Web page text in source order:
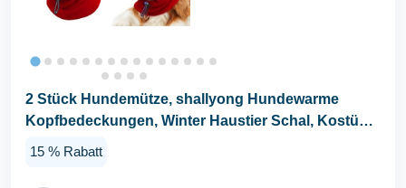
2 Stück Hundemütze, shallyong Hundewarme
Kopfbedeckungen, Winter Haustier Schal, Kostüm
15 % Rabatt